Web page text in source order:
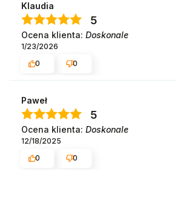
Klaudia
5
Ocena klienta: Doskonale
1/23/2026
0
0
Paweł
5
Ocena klienta: Doskonale
12/18/2025
0
0